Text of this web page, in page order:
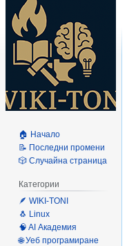
🏠 Начало
📝 Последни промени
🎲 Случайна страница
Категории
🪶 WIKI-TONI
🐧 Linux
🧠 AI Академия
🌐 Уеб програмиране